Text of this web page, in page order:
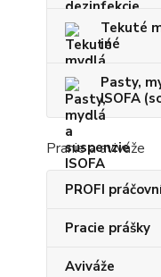
Tekuté
iné
Pasty,
ISOFA
Pranie a aviváže
PROFI
Pracie prášky
Aviváže